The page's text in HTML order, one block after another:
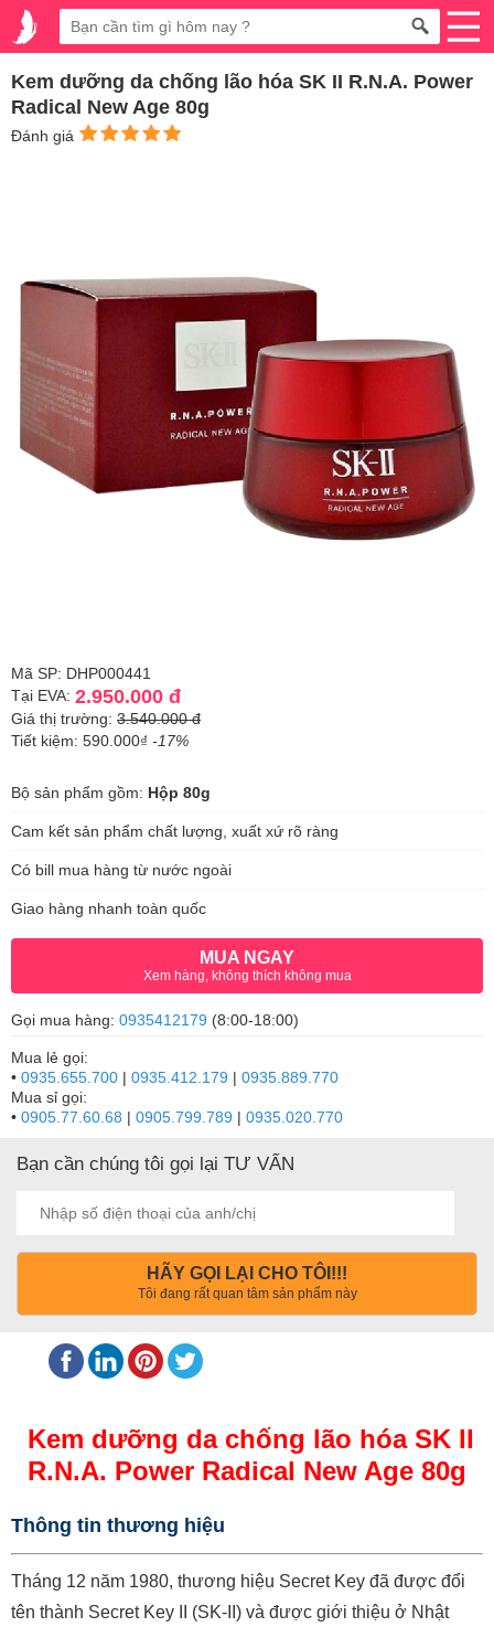
Kem dưỡng da chống lão hóa SK II R.N.A. Power
Radical New Age 80g
Đánh giá
Mã SP: DHP000441
Tại EVA: 2.950.000 đ
Giá thị trường: 3.540.000 đ
Tiết kiệm: 590.000₫ -17%
Bộ sản phẩm gồm: Hộp 80g
Cam kết sản phẩm chất lượng, xuất xứ rõ ràng
Có bill mua hàng từ nước ngoài
Giao hàng nhanh toàn quốc
MUA NGAY
Xem hàng, không thích không mua
Gọi mua hàng: 0935412179 (8:00-18:00)
Mua lẻ gọi:
• 0935.655.700 | 0935.412.179 | 0935.889.770
Mua sỉ gọi:
• 0905.77.60.68 | 0905.799.789 | 0935.020.770
Bạn cần chúng tôi gọi lại TƯ VẤN
HÃY GỌI LẠI CHO TÔI!!!
Tôi đang rất quan tâm sản phẩm này
Kem dưỡng da chống lão hóa SK II
R.N.A. Power Radical New Age 80g
Thông tin thương hiệu
Tháng 12 năm 1980, thương hiệu Secret Key đã được đổi
tên thành Secret Key II (SK-II) và được giới thiệu ở Nhật